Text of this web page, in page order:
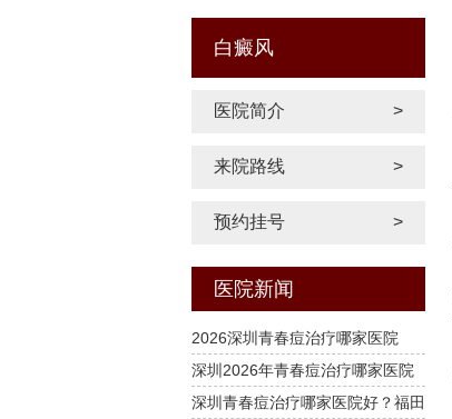
白癜风
医院简介 >
来院路线 >
预约挂号 >
医院新闻
2026深圳青春痘治疗哪家医院
好？福田区专业解析
深圳2026年青春痘治疗哪家医院
好？福田南山推荐
深圳青春痘治疗哪家医院好？福田